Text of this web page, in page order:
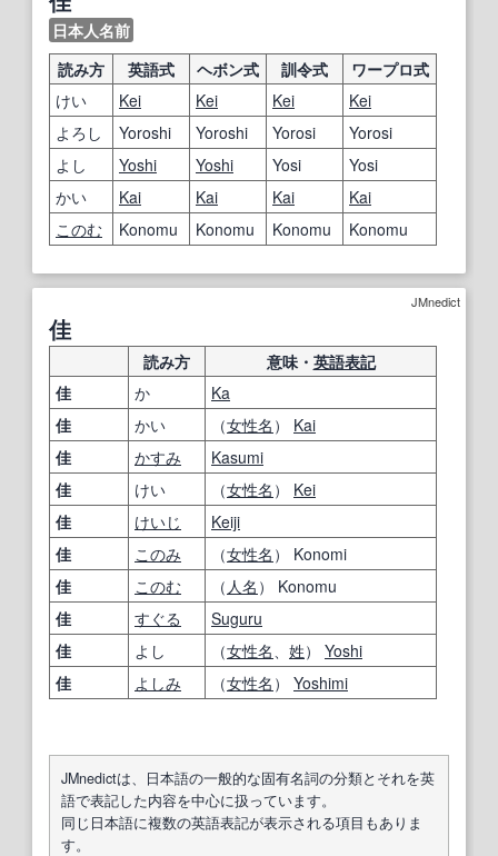
日本人名前
読み方
英語式 ヘボン式 訓令式
ワープロ式
けい
Kei Kei Kei
Kei
よろし
Yoroshi Yoroshi Yorosi
Yorosi
よし
Yoshi Yoshi Yosi
Yosi
かい
Kai Kai Kai
Kai
このむ
Konomu Konomu Konomu Konomu
JMnedict
佳
読み方 意味・ 英語表記
佳
か
Ka
佳
かい （女性名 ） Kai
佳
かすみ
Kasumi
佳
けい （女性名 ） Kei
佳
けいじ
Keiji
佳
このみ （女性名 ） Konomi
佳
このむ （ 人名 ） Konomu
佳
すぐる
Suguru
佳
よし （女性名 姓） Yoshi
佳
よしみ （女性名 ） Yoshimi
JMnedictは、日本語の一般的な固有名詞の分類とそれを英
語で表記した内容を中心に扱っています。
同じ日本語に複数の英語表記が表示される項目もありま
す。